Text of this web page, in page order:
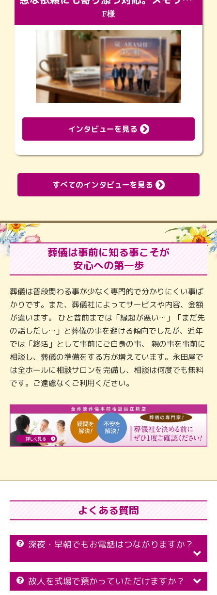
F様
インタビューを見る
すべてのインタビューを見る
葬儀は事前に知る事こそが
安心への第一歩
葬儀は普段関わる事が少なく専門的で分かりにくい事ば
かりです。また、葬儀社によってサービスや内容、金額
が違います。 ひと昔前までは「縁起が悪い…」「まだ先
の話しだし…」と葬儀の事を避ける傾向でしたが、近年
では「終活」として事前にご自身の事、 親の事を事前に
相談し、葬儀の準備をする方が増えています。永田屋で
は全ホールに相談サロンを完備し、相談は何度でも無料
です。ご遠慮なくご利用ください。
よくある質問
深夜・早朝でもお電話はつながりますか？
故人を式場で預かっていただけますか？